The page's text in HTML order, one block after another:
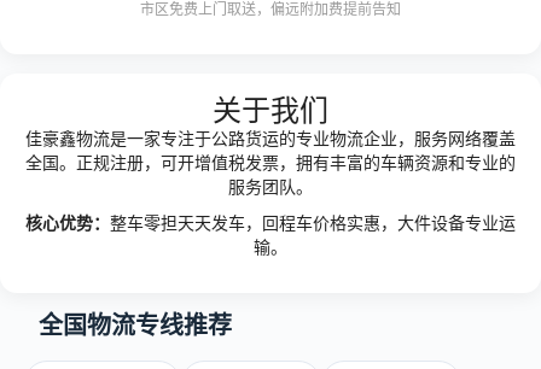
市区免费上门取送，偏远附加费提前告知
关于我们
佳豪鑫物流是一家专注于公路货运的专业物流企业，服务网络覆盖
全国。正规注册，可开增值税发票，拥有丰富的车辆资源和专业的
服务团队。
核心优势： 整车零担天天发车，回程车价格实惠，大件设备专业运
输。
全国物流专线推荐